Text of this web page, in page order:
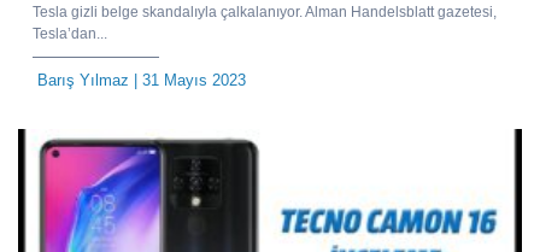
Tesla gizli belge skandalıyla çalkalanıyor. Alman Handelsblatt gazetesi,
Tesla’dan...
Barış Yılmaz | 31 Mayıs 2023